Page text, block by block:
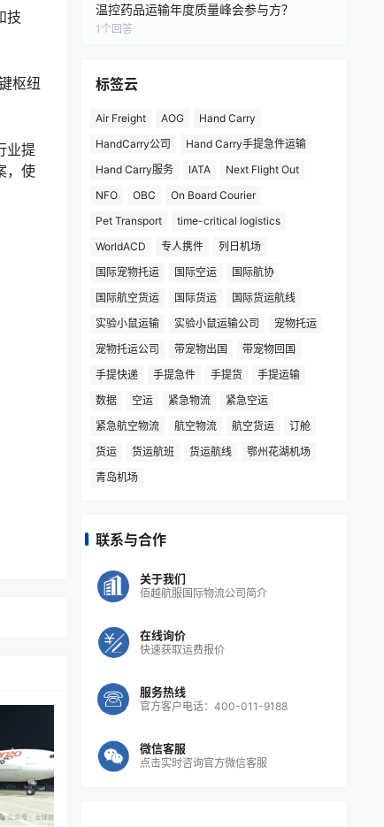
技
枢纽
业提
，使
温控药品运输年度质量峰会参与方？
1 个回答
标签云
Air Freight AOG
Hand Carry
HandCarry公司
Hand Carry手提急件运输
Hand Carry服务
IATA
Next Flight Out
NFO
OBC
On Board Courier
Pet Transport
time-critical logistics
WorldACD
专人携件
列日机场
国际宠物托运
国际空运
国际航协
国际航空货运
国际货运
国际货运航线
实验小鼠运输
实验小鼠运输公司
宠物托运
宠物托运公司
带宠物出国
带宠物回国
手提快递
手提急件 手提货
手提运输
数据
空运 紧急物流
紧急空运
紧急航空物流
航空物流 航空货运
订舱
货运
货运航班 货运航线
鄂州花湖机场
青岛机场
联系与合作
关于我们
佰越航服国际物流公司简介
在线询价
快速获取运费报价
服务热线
官方客户电话：400-011-9188
微信客服
点击实时咨询官方微信客服